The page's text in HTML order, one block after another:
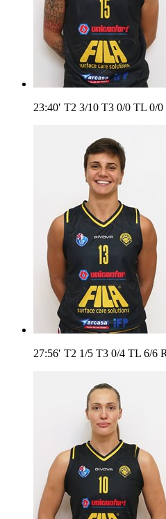
23:40′ T2 3/10 T3 0/0 TL 0/0
27:56′ T2 1/5 T3 0/4 TL 6/6